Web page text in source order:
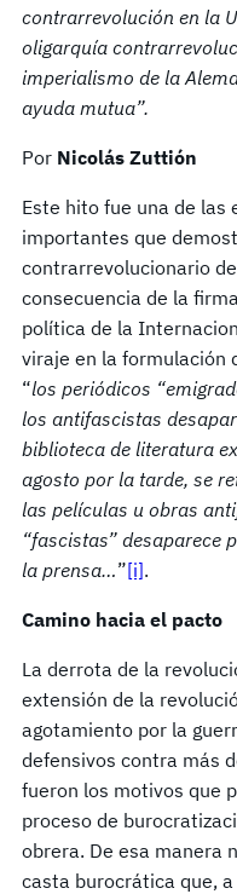
contrarrevolución en la
oligarquía
imperialismo de la
ayuda mutua”.
Por Nicolás Zuttión
Este hito fue una de las
importantes que
contrarrevolucionario
consecuencia de la
política de la
viraje en la formulación
“los periódicos
los antifascistas
biblioteca de literatura
agosto por la tarde, se
las películas u obras
“fascistas” desaparece
la prensa…”[i].
Camino hacia el pacto
La derrota de la
extensión de la
agotamiento por la
defensivos contra más
fueron los motivos que
proceso de
obrera. De esa manera
casta burocrática que,